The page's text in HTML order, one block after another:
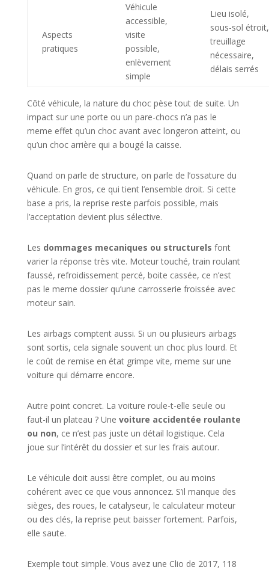
Aspects
pratiques
Véhicule
accessible,
visite
possible,
enlèvement
simple
Lieu isolé,
sous-sol étroit,
treuillage
nécessaire,
délais serrés
Côté véhicule, la nature du choc pèse tout de suite. Un
impact sur une porte ou un pare-chocs n’a pas le
meme effet qu’un choc avant avec longeron atteint, ou
qu’un choc arrière qui a bougé la caisse.
Quand on parle de structure, on parle de l’ossature du
véhicule. En gros, ce qui tient l’ensemble droit. Si cette
base a pris, la reprise reste parfois possible, mais
l’acceptation devient plus sélective.
Les dommages mecaniques ou structurels font
varier la réponse très vite. Moteur touché, train roulant
faussé, refroidissement percé, boite cassée, ce n’est
pas le meme dossier qu’une carrosserie froissée avec
moteur sain.
Les airbags comptent aussi. Si un ou plusieurs airbags
sont sortis, cela signale souvent un choc plus lourd. Et
le coût de remise en état grimpe vite, meme sur une
voiture qui démarre encore.
Autre point concret. La voiture roule-t-elle seule ou
faut-il un plateau ? Une voiture accidentée roulante
ou non, ce n’est pas juste un détail logistique. Cela
joue sur l’intérêt du dossier et sur les frais autour.
Le véhicule doit aussi être complet, ou au moins
cohérent avec ce que vous annoncez. S’il manque des
sièges, des roues, le catalyseur, le calculateur moteur
ou des clés, la reprise peut baisser fortement. Parfois,
elle saute.
Exemple tout simple. Vous avez une Clio de 2017, 118